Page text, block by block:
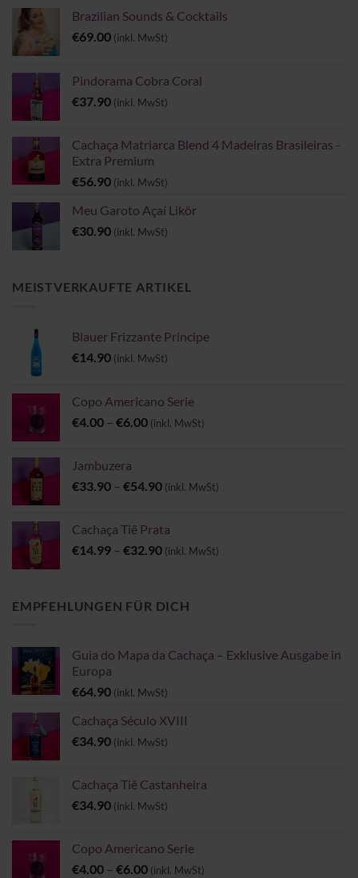
Brazilian Sounds & Cocktails
€69.00 (inkl. MwSt)
Pindorama Cobra Coral
€37.90 (inkl. MwSt)
Cachaça Matriarca Blend 4 Madeiras Brasileiras -
Extra Premium
€56.90 (inkl. MwSt)
Meu Garoto Açaí Likör
€30.90 (inkl. MwSt)
MEISTVERKAUFTE ARTIKEL
Blauer Frizzante Principe
€14.90 (inkl. MwSt)
Copo Americano Serie
€4.00 – €6.00Preisspanne:
(inkl. MwSt)
Jambuzera
€33.90 – €54.90Preisspanne:
€54.90
(inkl. MwSt)
Cachaça Tiê Prata
€14.99 – €32.90Preisspanne:
€32.90
(inkl. MwSt)
EMPFEHLUNGEN FÜR DICH
Guia do Mapa da Cachaça – Exklusive Ausgabe in
Europa
€64.90 (inkl. MwSt)
Cachaça Século XVIII
€34.90 (inkl. MwSt)
Cachaça Tiê Castanheira
€34.90 (inkl. MwSt)
Copo Americano Serie
€4.00 – €6.00Preisspanne:
(inkl. MwSt)